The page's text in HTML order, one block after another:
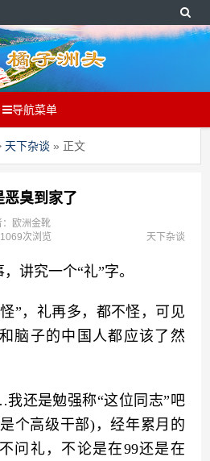
导航菜单
天下杂谈 » 正文
臭到家了
：欧洲金靴
1069次浏览 天下杂谈
究一个“礼”字。
，礼再多，都不怪，可见
脑子的中国人都应该了然
是勉强称“这位同志”吧
个高级干部)，经年累月的
问礼，不论是在99还是在